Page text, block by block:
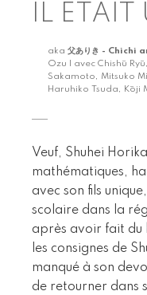
IL ÉTAIT
aka 父ありき - Chichi
Ozu | avec Chishū
Sakamoto, Mitsuko
Haruhiko Tsuda, Kōji
Veuf, Shuhei
mathématiques,
avec son fils
scolaire dans la
après avoir fait du
les consignes de
manqué à son
de retourner dans